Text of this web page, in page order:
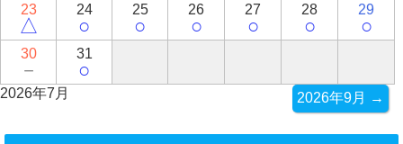
23
△
24
○
25
○
26
○
27
○
28
○
29
○
30
－
31
○
2026年7月 2026年9月 →